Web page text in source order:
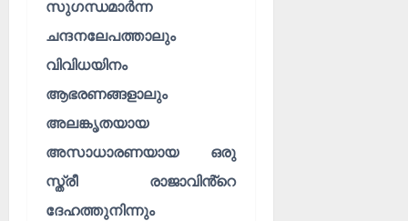
സുഗന്ധമാർന്ന
ചന്ദനലേപത്താലും
വിവിധയിനം
ആഭരണങ്ങളാലും
അലങ്കൃതയായ
അസാധാരണയായ ഒരു
സ്ത്രീ രാജാവിൻ്റെ
ദേഹത്തുനിന്നും